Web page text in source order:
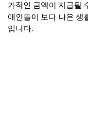
가적인 금액이 지급될
애인들이 보다 나은 생
입니다.